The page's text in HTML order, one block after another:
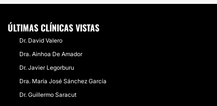
ÚLTIMAS CLÍNICAS VISTAS
Dr. David Valero
Dra. Ainhoa De Amador
Dr. Javier Legorburu
Dra. María José Sánchez García
Dr. Guillermo Saracut